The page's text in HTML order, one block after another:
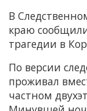
В
краю
трагедии в
По версии
проживал
частном